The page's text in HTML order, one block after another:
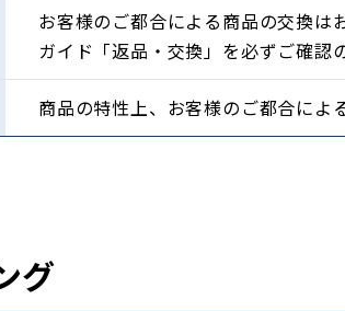
お客様のご都合による商品の交換は
ガイド「返品・交換」を必ずご確認
商品の特性上、お客様のご都合によ
グ